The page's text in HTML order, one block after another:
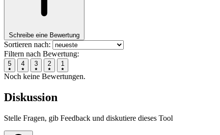
Schreibe eine Bewertung
Sortieren nach:
Filtern nach Bewertung:
5 4 3 2 1
Noch keine Bewertungen.
Diskussion
Stelle Fragen, gib Feedback und diskutiere dieses Tool